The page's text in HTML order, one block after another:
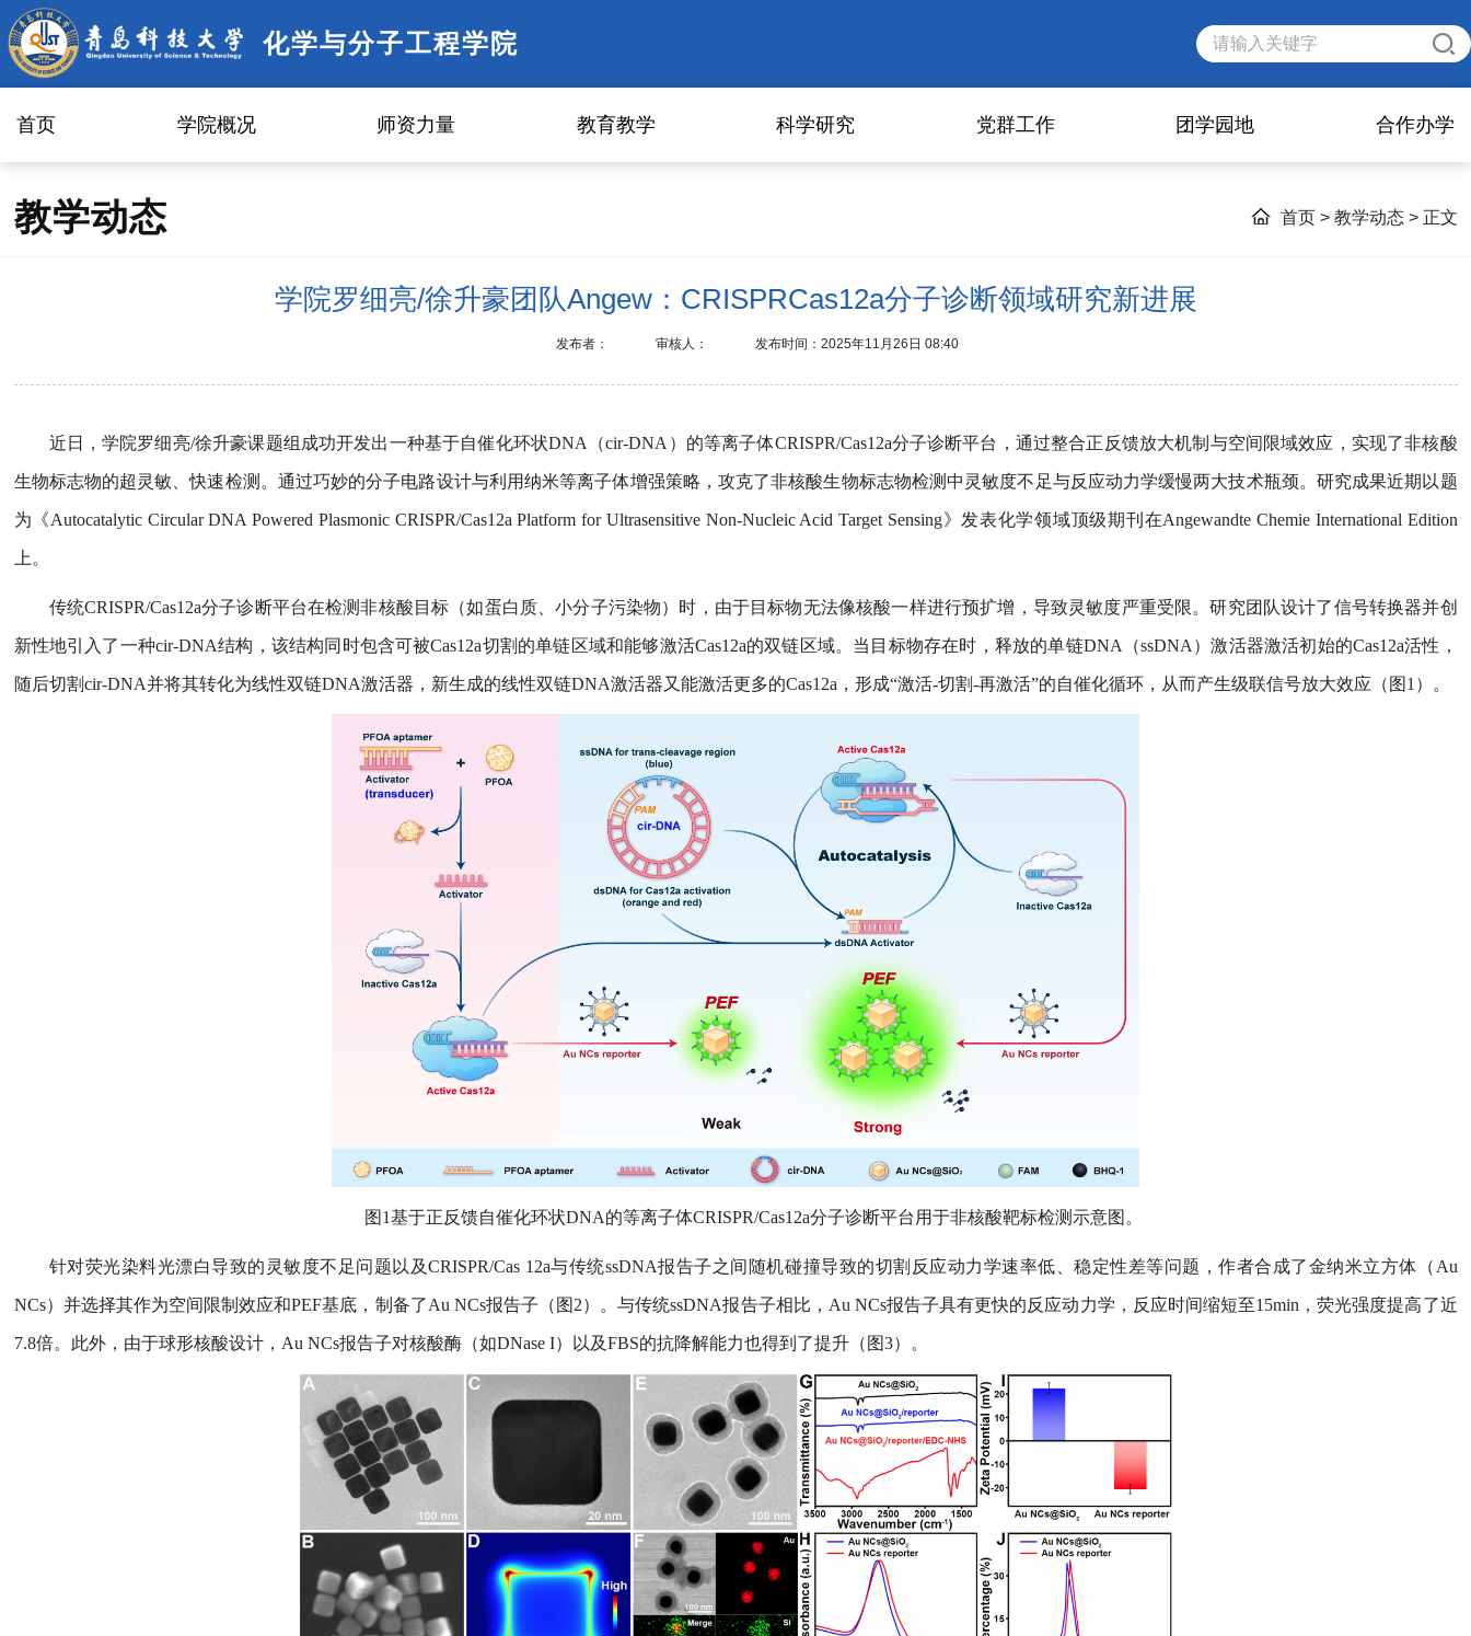
化学与分子工程学院
首页 学院概况 师资力量 教育教学 科学研究 党群工作 团学园地 合作办学
教学动态 首页 > 教学动态 > 正文
学院罗细亮/徐升豪团队Angew：CRISPRCas12a分子诊断领域研究新进展
发布者： 审核人： 发布时间：2025年11月26日 08:40
近日，学院罗细亮/徐升豪课题组成功开发出一种基于自催化环状DNA （cir-DNA ）的等离子体CRISPR/Cas12a分子诊断平台，通过整合正反馈放大机制与空间限域效应，实现了非核酸
生物标志物的超灵敏、快速检测。通过巧妙的分子电路设计与利用纳米等离子体增强策略，攻克了非核酸生物标志物检测中灵敏度不足与反应动力学缓慢两大技术瓶颈。研究成果近期以题
为《Autocatalytic Circular DNA Powered Plasmonic CRISPR/Cas12a Platform for Ultrasensitive Non-Nucleic Acid Target Sensing》发表化学领域顶级期刊在Angewandte Chemie International Edition
上。
传统CRISPR/Cas12a分子诊断平台在检测非核酸目标（如蛋白质、小分子污染物）时，由于目标物无法像核酸一样进行预扩增，导致灵敏度严重受限。研究团队设计了信号转换器并创
新性地引入了一种cir-DNA结构，该结构同时包含可被Cas12a切割的单链区域和能够激活Cas12a的双链区域。当目标物存在时，释放的单链DNA （ssDNA ）激活器激活初始的Cas12a活性，
随后切割cir-DNA并将其转化为线性双链DNA激活器，新生成的线性双链DNA激活器又能激活更多的Cas12a ，形成“激活-切割-再激活”的自催化循环，从而产生级联信号放大效应（图 1 ）。
图 1基于正反馈自催化环状DNA的等离子体CRISPR/Cas12a分子诊断平台用于非核酸靶标检测示意图。
针对荧光染料光漂白导致的灵敏度不足问题以及CRISPR/Cas 12a与传统ssDNA报告子之间随机碰撞导致的切割反应动力学速率低、稳定性差等问题，作者合成了金纳米立方体（ Au
NCs）并选择其作为空间限制效应和PEF基底，制备了Au NCs报告子（图 2）。与传统ssDNA报告子相比， Au NCs报告子具有更快的反应动力学，反应时间缩短至15min ，荧光强度提高了近
7.8倍。此外，由于球形核酸设计， Au NCs报告子对核酸酶（如DNase I）以及FBS的抗降解能力也得到了提升（图3）。